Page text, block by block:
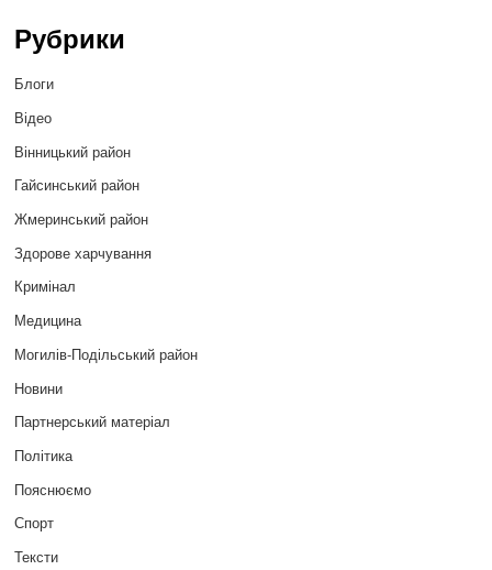
Рубрики
Блоги
Відео
Вінницький район
Гайсинський район
Жмеринський район
Здорове харчування
Кримінал
Медицина
Могилів-Подільський район
Новини
Партнерський матеріал
Політика
Пояснюємо
Спорт
Тексти